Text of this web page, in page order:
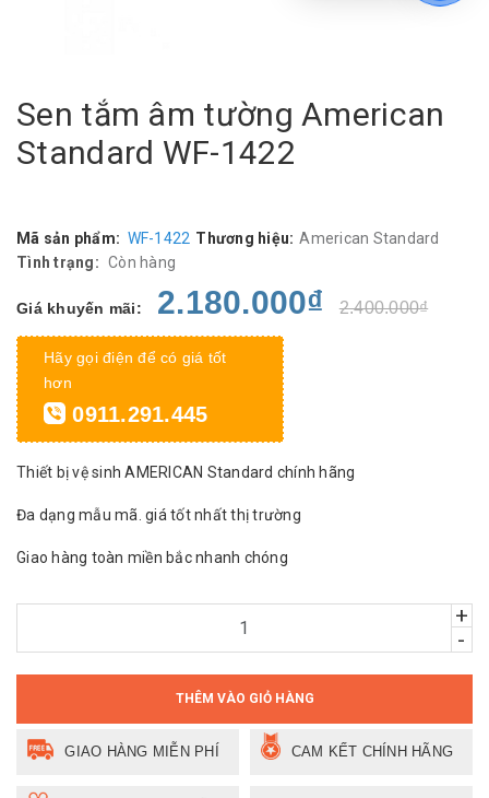
Sen tắm âm tường American
Standard WF-1422
Mã sản phẩm: WF-1422 Thương hiệu: American Standard
Tình trạng: Còn hàng
Giá khuyến mãi: 2.180.000₫ 2.400.000₫
Hãy gọi điện để có giá tốt
hơn
0911.291.445
Thiết bị vệ sinh AMERICAN Standard chính hãng
Đa dạng mẫu mã. giá tốt nhất thị trường
Giao hàng toàn miền bắc nhanh chóng
+
-
THÊM VÀO GIỎ HÀNG
GIAO HÀNG MIỄN PHÍ CAM KẾT CHÍNH HÃNG